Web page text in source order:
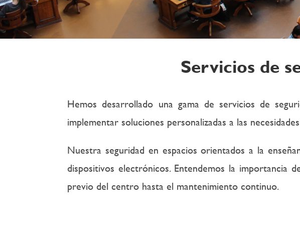
Servicios de
Hemos desarrollado una gama de servicios de
implementar soluciones personalizadas a las
Nuestra seguridad en espacios orientados a la
dispositivos electrónicos. Entendemos la importancia
previo del centro hasta el mantenimiento continuo.